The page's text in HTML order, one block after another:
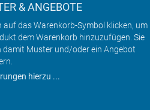
& ANGEBOTE
auf das Warenkorb-Symbol klicken, um
dem Warenkorb hinzuzufügen. Sie
damit Muster und/oder ein Angebot
hierzu ...